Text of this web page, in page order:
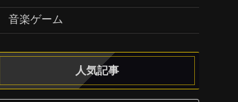
音楽ゲーム
人気記事